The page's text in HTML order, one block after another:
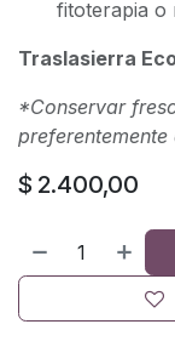
fitoterapia o
Traslasierra
*Conservar
$ 2.400,00